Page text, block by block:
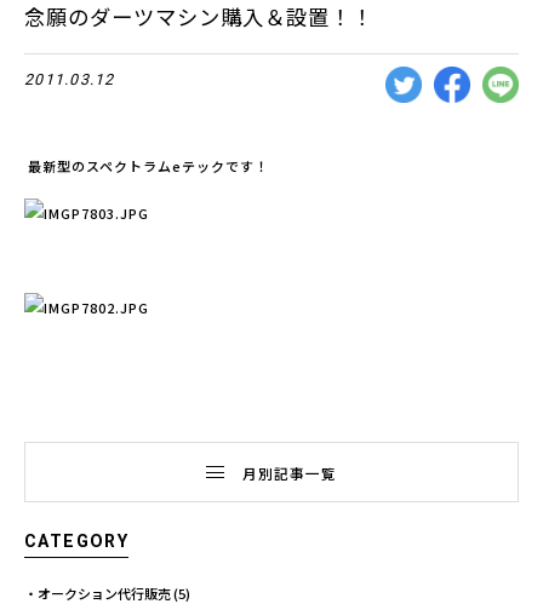
念願のダーツマシン購入＆設置！！
2011.03.12
最新型のスペクトラムeテックです！
月別記事一覧
CATEGORY
オークション代行販売(5)